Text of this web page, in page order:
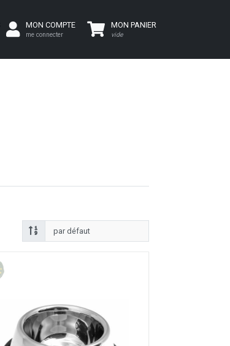
MON COMPTE
me connecter
MON PANIER
vide